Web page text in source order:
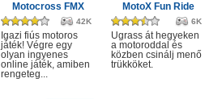
Motocross FMX
42K
Igazi fiús motoros
játék! Végre egy
olyan ingyenes
online játék, amiben
rengeteg...
MotoX Fun Ride
6K
Ugrass át hegyeken
a motoroddal és
közben csinálj menő
trükköket.